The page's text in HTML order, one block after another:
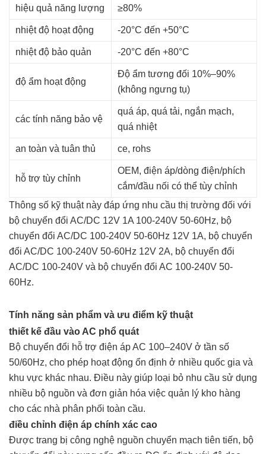
hiệu quả năng lượng ≥80%
nhiệt độ hoạt động -20°C đến +50°C
nhiệt độ bảo quản -20°C đến +80°C
độ ẩm hoạt động
Độ ẩm tương đối 10%–90%
(không ngưng tụ)
các tính năng bảo vệ
quá áp, quá tải, ngắn mạch,
quá nhiệt
an toàn và tuân thủ ce, rohs
hỗ trợ tùy chỉnh
OEM, điện áp/dòng điện/phích
cắm/đầu nối có thể tùy chỉnh
Thông số kỹ thuật này đáp ứng nhu cầu thị trường đối với
bộ chuyển đổi AC/DC 12V 1A 100-240V 50-60Hz, bộ
chuyển đổi AC/DC 100-240V 50-60Hz 12V 1A, bộ chuyển
đổi AC/DC 100-240V 50-60Hz 12V 2A, bộ chuyển đổi
AC/DC 100-240V và bộ chuyển đổi AC 100-240V 50-
60Hz.
Tính năng sản phẩm và ưu điểm kỹ thuật
thiết kế đầu vào AC phổ quát
Bộ chuyển đổi hỗ trợ điện áp AC 100–240V ở tần số
50/60Hz, cho phép hoạt động ổn định ở nhiều quốc gia và
khu vực khác nhau. Điều này giúp loại bỏ nhu cầu sử dụng
nhiều bộ nguồn và đơn giản hóa việc quản lý kho hàng
cho các nhà phân phối toàn cầu.
điều chỉnh điện áp chính xác cao
Được trang bị công nghệ nguồn chuyển mạch tiên tiến, bộ